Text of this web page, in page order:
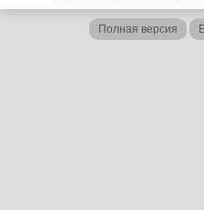
Полная версия